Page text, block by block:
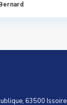
63500 Issoire